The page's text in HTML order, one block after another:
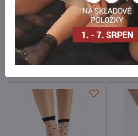
Diskuse 0
FacebookTwitterBlueskyPinterestReddit
Alternativní produkty